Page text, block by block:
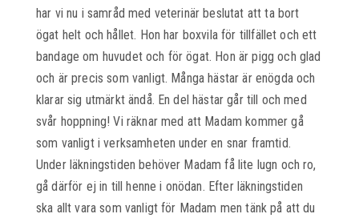
har vi nu i samråd med veterinär beslutat att ta bort
ögat helt och hållet. Hon har boxvila för tillfället och ett
bandage om huvudet och för ögat. Hon är pigg och glad
och är precis som vanligt. Många hästar är enögda och
klarar sig utmärkt ändå. En del hästar går till och med
svår hoppning! Vi räknar med att Madam kommer gå
som vanligt i verksamheten under en snar framtid.
Under läkningstiden behöver Madam få lite lugn och ro,
gå därför ej in till henne i onödan. Efter läkningstiden
ska allt vara som vanligt för Madam men tänk på att du